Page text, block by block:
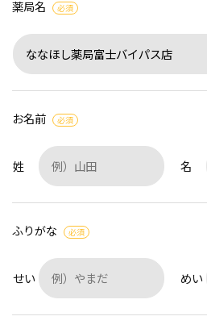
薬局名 必須
お名前 必須
姓 名
ふりがな 必須
せい めい